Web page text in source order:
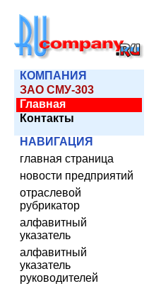
КОМПАНИЯ
ЗАО СМУ-303
Главная
Контакты
НАВИГАЦИЯ
главная страница
новости предприятий
отраслевой
рубрикатор
алфавитный
указатель
алфавитный
указатель
руководителей